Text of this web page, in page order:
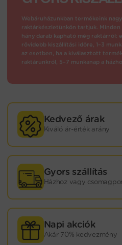
Webáruházunkban termékeink
raktárkészletünkön tartjuk.
hány darab kapható még raktárról:
rövidebb kiszállítási időre, 1–3
az esetben, ha a kiválasztott
raktárunkról, 5–7 munkanap a
Kedvező árak
Kiváló ár-érték arány
Gyors szállítás
Házhoz vagy
Napi akciók
Akár 70% kedvezmény